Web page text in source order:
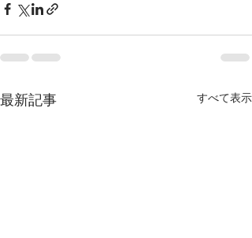
最新記事 すべて表示